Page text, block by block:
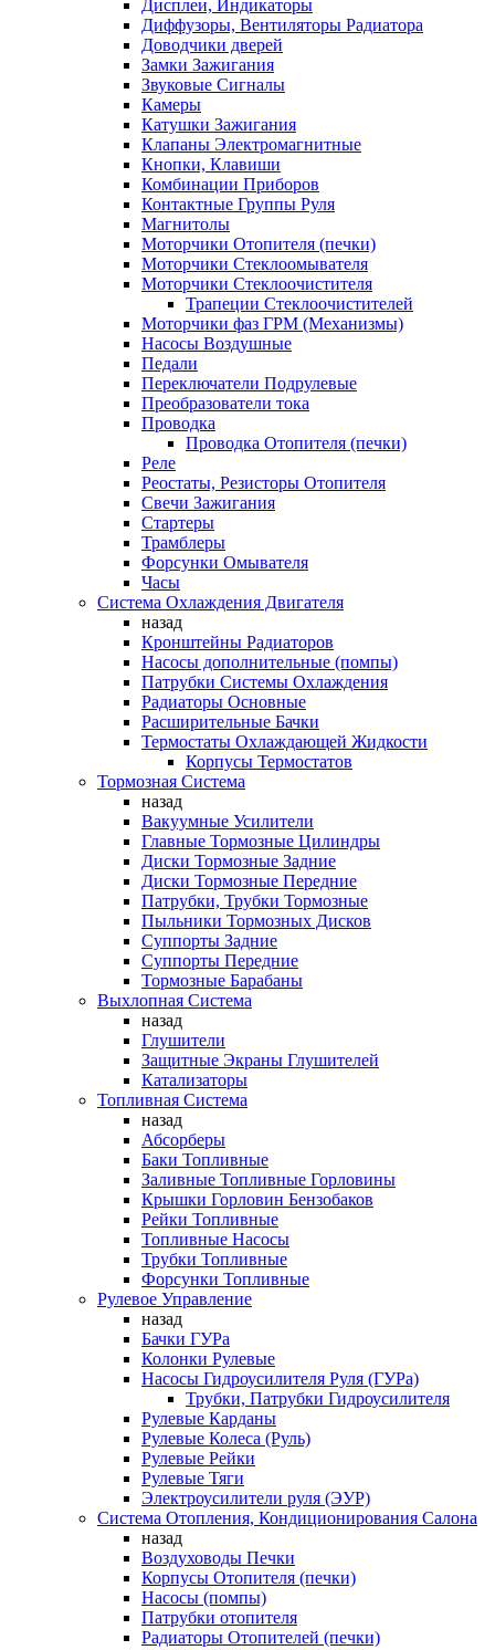
Дисплеи, Индикаторы
Диффузоры, Вентиляторы Радиатора
Доводчики дверей
Замки Зажигания
Звуковые Сигналы
Камеры
Катушки Зажигания
Клапаны Электромагнитные
Кнопки, Клавиши
Комбинации Приборов
Контактные Группы Руля
Магнитолы
Моторчики Отопителя (печки)
Моторчики Стеклоомывателя
Моторчики Стеклоочистителя
Трапеции Стеклоочистителей
Моторчики фаз ГРМ (Механизмы)
Насосы Воздушные
Педали
Переключатели Подрулевые
Преобразователи тока
Проводка
Проводка Отопителя (печки)
Реле
Реостаты, Резисторы Отопителя
Свечи Зажигания
Стартеры
Трамблеры
Форсунки Омывателя
Часы
Система Охлаждения Двигателя
назад
Кронштейны Радиаторов
Насосы дополнительные (помпы)
Патрубки Системы Охлаждения
Радиаторы Основные
Расширительные Бачки
Термостаты Охлаждающей Жидкости
Корпусы Термостатов
Тормозная Система
назад
Вакуумные Усилители
Главные Тормозные Цилиндры
Диски Тормозные Задние
Диски Тормозные Передние
Патрубки, Трубки Тормозные
Пыльники Тормозных Дисков
Суппорты Задние
Суппорты Передние
Тормозные Барабаны
Выхлопная Система
назад
Глушители
Защитные Экраны Глушителей
Катализаторы
Топливная Система
назад
Абсорберы
Баки Топливные
Заливные Топливные Горловины
Крышки Горловин Бензобаков
Рейки Топливные
Топливные Насосы
Трубки Топливные
Форсунки Топливные
Рулевое Управление
назад
Бачки ГУРа
Колонки Рулевые
Насосы Гидроусилителя Руля (ГУРа)
Трубки, Патрубки Гидроусилителя
Рулевые Карданы
Рулевые Колеса (Руль)
Рулевые Рейки
Рулевые Тяги
Электроусилители руля (ЭУР)
Система Отопления, Кондиционирования Салона
назад
Воздуховоды Печки
Корпусы Отопителя (печки)
Насосы (помпы)
Патрубки отопителя
Радиаторы Отопителей (печки)